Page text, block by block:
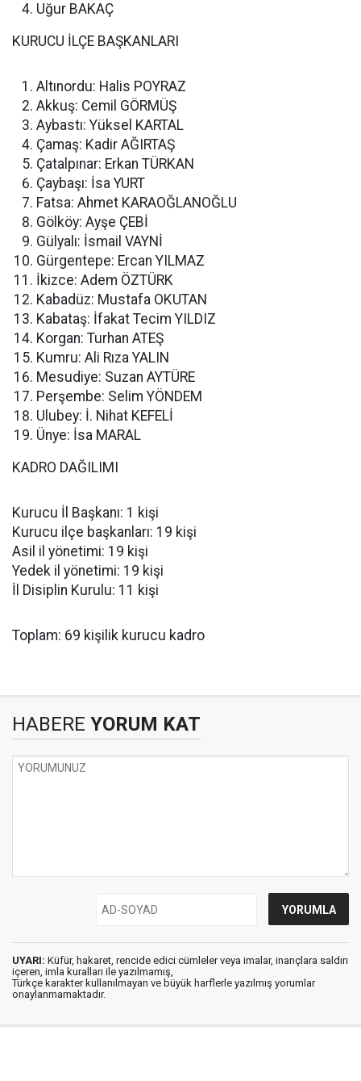
Uğur BAKAÇ
KURUCU İLÇE BAŞKANLARI
Altınordu: Halis POYRAZ
Akkuş: Cemil GÖRMÜŞ
Aybastı: Yüksel KARTAL
Çamaş: Kadir AĞIRTAŞ
Çatalpınar: Erkan TÜRKAN
Çaybaşı: İsa YURT
Fatsa: Ahmet KARAOĞLANOĞLU
Gölköy: Ayşe ÇEBİ
Gülyalı: İsmail VAYNİ
Gürgentepe: Ercan YILMAZ
İkizce: Adem ÖZTÜRK
Kabadüz: Mustafa OKUTAN
Kabataş: İfakat Tecim YILDIZ
Korgan: Turhan ATEŞ
Kumru: Ali Rıza YALIN
Mesudiye: Suzan AYTÜRE
Perşembe: Selim YÖNDEM
Ulubey: İ. Nihat KEFELİ
Ünye: İsa MARAL
KADRO DAĞILIMI
Kurucu İl Başkanı: 1 kişi
Kurucu ilçe başkanları: 19 kişi
Asil il yönetimi: 19 kişi
Yedek il yönetimi: 19 kişi
İl Disiplin Kurulu: 11 kişi
Toplam: 69 kişilik kurucu kadro
HABERE YORUM KAT
UYARI: Küfür, hakaret, rencide edici cümleler veya imalar, inançlara saldırı
içeren, imla kuralları ile yazılmamış,
Türkçe karakter kullanılmayan ve büyük harflerle yazılmış yorumlar
onaylanmamaktadır.